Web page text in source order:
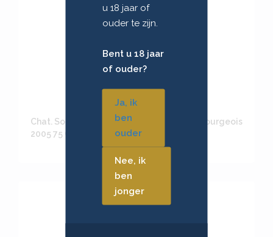
u 18 jaar of
ouder te zijn.
Bent u 18 jaar
of ouder?
Ja, ik
ben
ouder
Nee, ik
ben
jonger
Chat. Sociando-mallet Haut-médoc Cru Bourgeois
2005 75 Cl